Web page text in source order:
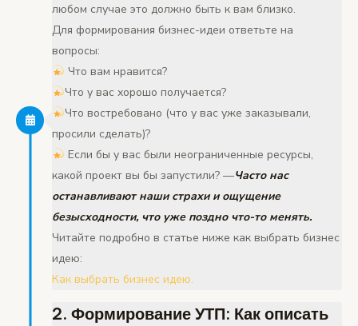
любом случае это должно быть к вам близко.
Для формирования бизнес-идеи ответьте на
вопросы:
Что вам нравится?
Что у вас хорошо получается?
Что востребовано (что у вас уже заказывали,
просили сделать)?
Если бы у вас были неограниченные ресурсы,
какой проект вы бы запустили? —Часто нас
останавливают наши страхи и ощущение
безысходности, что уже поздно что-то менять.
Читайте подробно в статье ниже как выбрать бизнес
идею:
Как выбрать бизнес идею.
2. Формирование УТП: Как описать